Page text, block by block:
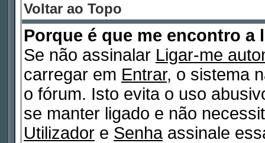
Voltar ao Topo
Porque é que me encontro
Se não assinalar Ligar-me
carregar em Entrar, o sistema
o fórum. Isto evita o uso
se manter ligado e não
Utilizador e Senhaassinale